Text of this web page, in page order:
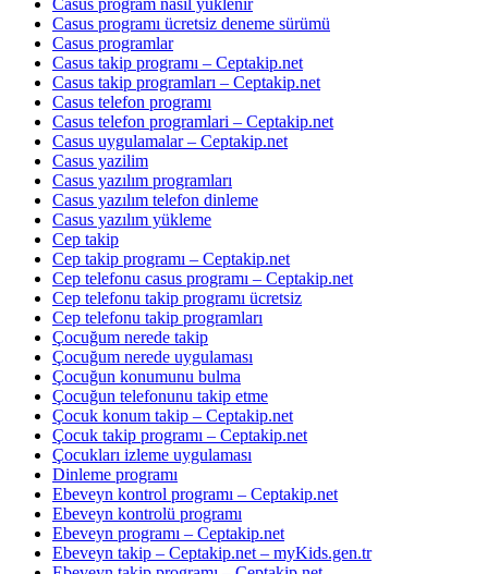
Casus programı ücretsiz deneme sürümü
Casus programlar
Casus takip programı – Ceptakip.net
Casus takip programları – Ceptakip.net
Casus telefon programı
Casus telefon programlari – Ceptakip.net
Casus uygulamalar – Ceptakip.net
Casus yazilim
Casus yazılım programları
Casus yazılım telefon dinleme
Casus yazılım yükleme
Cep takip
Cep takip programı – Ceptakip.net
Cep telefonu casus programı – Ceptakip.net
Cep telefonu takip programı ücretsiz
Cep telefonu takip programları
Çocuğum nerede takip
Çocuğum nerede uygulaması
Çocuğun konumunu bulma
Çocuğun telefonunu takip etme
Çocuk konum takip – Ceptakip.net
Çocuk takip programı – Ceptakip.net
Çocukları izleme uygulaması
Dinleme programı
Ebeveyn kontrol programı – Ceptakip.net
Ebeveyn kontrolü programı
Ebeveyn programı – Ceptakip.net
Ebeveyn takip – Ceptakip.net – myKids.gen.tr